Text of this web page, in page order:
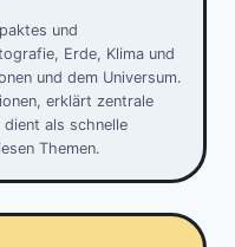
und
Erde, Klima und
und dem Universum.
erklärt zentrale
dient als schnelle
Themen.